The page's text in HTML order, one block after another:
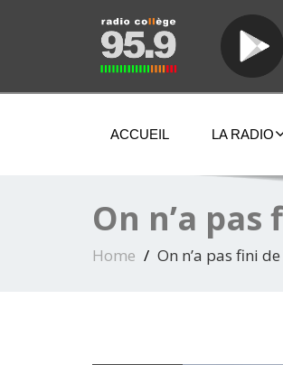
ACCUEIL LA RADIO
On n’a
Home On n’a pas fini